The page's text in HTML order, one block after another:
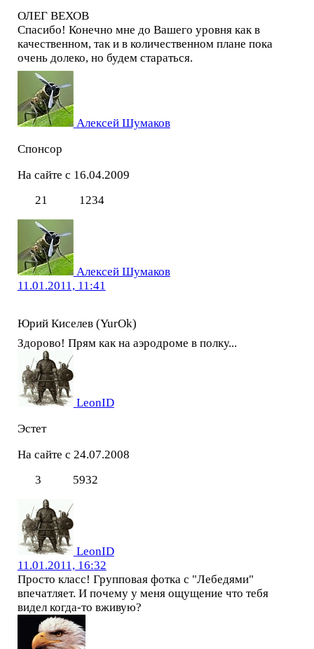
ОЛЕГ ВЕХОВ
Спасибо! Конечно мне до Вашего уровня как в
качественном, так и в количественном плане пока
очень долеко, но будем стараться.
Алексей Шумаков
Спонсор
На сайте с 16.04.2009
21
1234
Алексей Шумаков
11.01.2011, 11:41
Юрий Киселев (YurOk)
Здорово! Прям как на аэродроме в полку...
LeonID
Эстет
На сайте с 24.07.2008
3
5932
LeonID
11.01.2011, 16:32
Просто класс! Групповая фотка с "Лебедями"
впечатляет. И почему у меня ощущение что тебя
видел когда-то вживую?